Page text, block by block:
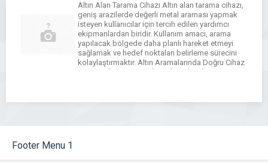
Altın Alan Tarama Cihazı Altın alan tarama cihazı,
geniş arazilerde değerli metal araması yapmak
isteyen kullanıcılar için tercih edilen yardımcı
ekipmanlardan biridir. Kullanım amacı, arama
yapılacak bölgede daha planlı hareket etmeyi
sağlamak ve hedef noktaları belirleme sürecini
kolaylaştırmaktır. Altın Aramalarında Doğru Cihaz
Seçimi Altın arama çalışmalarında cihaz seçimi
Footer Menu 1